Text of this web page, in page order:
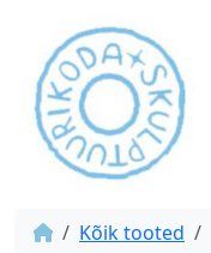
Kõik tooted